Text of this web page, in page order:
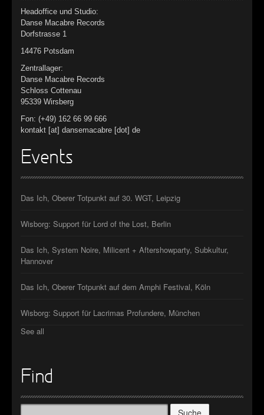
Headoffice und Studio:
Danse Macabre Records
Dorfstrasse 1
14476 Potsdam
Zentrallager:
Danse Macabre Records
Schloss Cottenau
95339 Wirsberg
Fon: (+49) 162 66 99 666
kontakt [at] dansemacabre [dot] de
Events
Das Ich, Oberer Totpunkt auf 30. WGT, Leipzig
Wisborg: Support für Lord of the Lost, Berlin
Das Ich, System Noire, Milicent + Aftershowparty, Subkultur,
Hannover
Das Ich, Oberer Totpunkt auf dem Amphi Festival, Köln
Wisborg: Support für Lacrimas Profundere, München
See all
Find
Suche